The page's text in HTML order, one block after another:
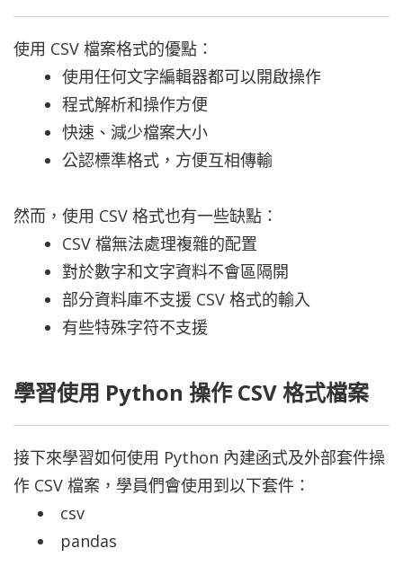
使用 CSV 檔案格式的優點：
使用任何文字編輯器都可以開啟操作
程式解析和操作方便
快速、減少檔案大小
公認標準格式，方便互相傳輸
然而，使用 CSV 格式也有一些缺點：
CSV 檔無法處理複雜的配置
對於數字和文字資料不會區隔開
部分資料庫不支援 CSV 格式的輸入
有些特殊字符不支援
學習使用 Python 操作 CSV 格式檔案
接下來學習如何使用 Python 內建函式及外部套件操
作 CSV 檔案，學員們會使用到以下套件：
csv
pandas